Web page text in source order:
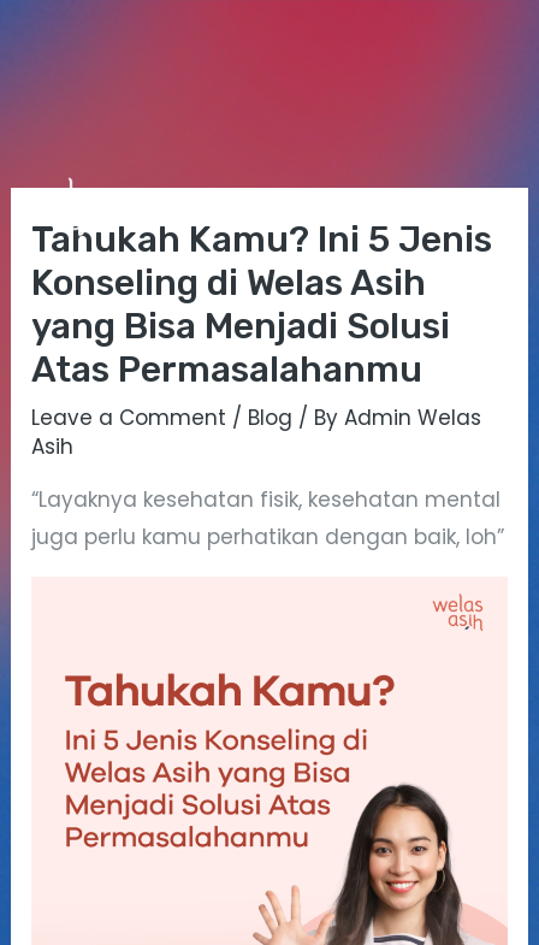
content
Tahukah Kamu? Ini 5 Jenis
Konseling di Welas Asih
yang Bisa Menjadi Solusi
Atas Permasalahanmu
Leave a Comment / Blog / ByAdmin Welas
Asih
“Layaknya kesehatan fisik, kesehatan mental
juga perlu kamu perhatikan dengan baik, loh”